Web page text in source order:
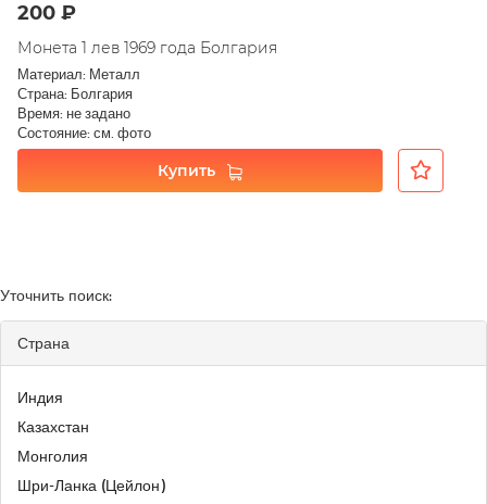
200 ₽
Монета 1 лев 1969 года Болгария
Материал: Металл
Страна: Болгария
Время: не задано
Состояние: см. фото
Купить
Уточнить поиск:
Страна
Индия
Казахстан
Монголия
Шри-Ланка (Цейлон)